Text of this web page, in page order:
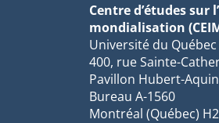
Centre d’études sur
mondialisation
Université du
400, rue Sainte-
Pavillon Hubert-
Bureau A-1560
Montréal (Québec)